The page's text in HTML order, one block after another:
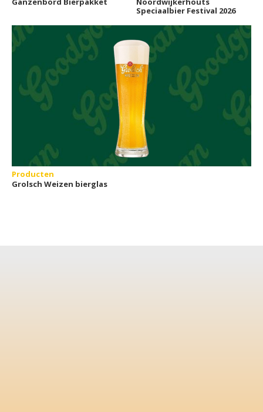
Speciaalbier Festival 2026
Producten
Grolsch Weizen bierglas